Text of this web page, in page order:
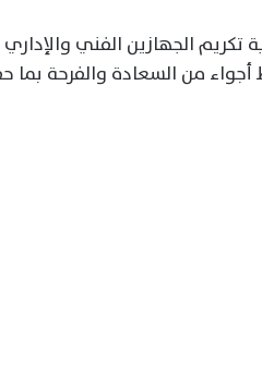
من السعادة والفرحة بما